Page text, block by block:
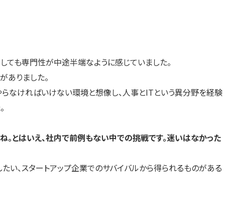
ても専門性が中途半端なように感じていました。
ありました。
らなければいけない環境と想像し、人事とITという異分野を経験
とはいえ、社内で前例もない中での挑戦です。迷いはなかった
い、スタートアップ企業でのサバイバルから得られるものがある